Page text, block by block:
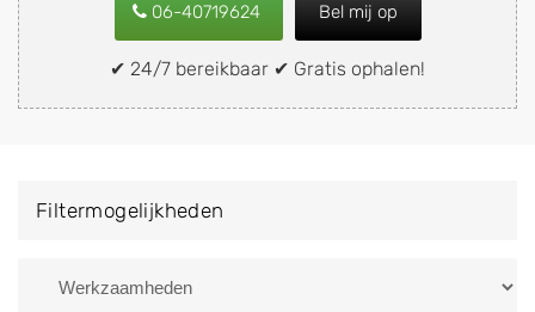
06-40719624 Bel mij op
✔ 24/7 bereikbaar ✔ Gratis ophalen!
of brommobiel snel en eenvoudig verkopen aan een
demontagebedrijf in de buurt, deze zelf wegbrengen
naar de sloop of deze liever laten ophalen op een
van Nieuwleusen en ontvang een vergoeding voor uw
Zoekt u liever naar een sloperij in een andere plaats of
Filtermogelijkheden